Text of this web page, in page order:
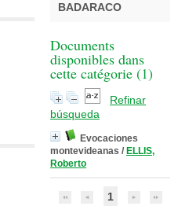
BADARACO
Documents
disponibles dans
cette catégorie (1)
Refinar
búsqueda
Evocaciones
montevideanas / ELLIS,
Roberto
1